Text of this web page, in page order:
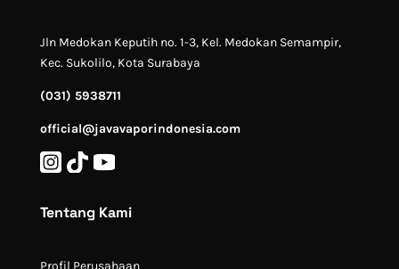
Jln Medokan Keputih no. 1-3, Kel. Medokan Semampir,
Kec. Sukolilo, Kota Surabaya
(031) 5938711
official@javavaporindonesia.com
Tentang Kami